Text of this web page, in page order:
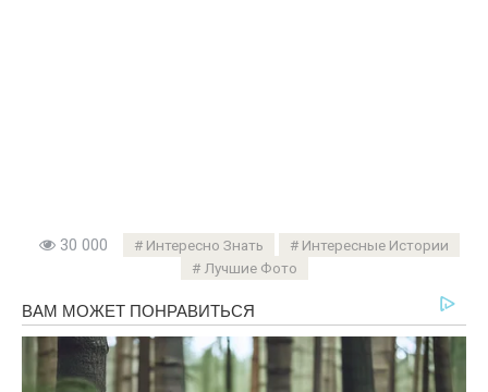
30 000 Интересно Знать
Интересные Истории
Лучшие Фото